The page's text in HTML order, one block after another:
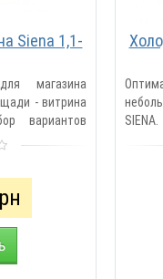
Siena 1,1-
магазина
- витрина
вариантов
и